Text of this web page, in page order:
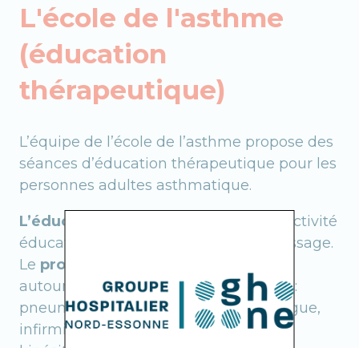
L'école de l'asthme
(éducation
thérapeutique)
L’équipe de l’école de l’asthme propose des
séances d’éducation thérapeutique pour les
personnes adultes asthmatique.
L’éducation thérapeutique
est une activité
éducative d’information et d’apprentissage.
Le programme éducatif
autour d’une équipe pluridisciplinaire :
pneumologue, allergologue, tabacologue,
infirmière d’éducation thérapeutique,